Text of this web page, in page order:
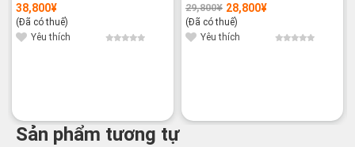
38,800¥
(Đã có thuế)
Yêu thích
29,800¥
Giá
gốc
là:
29,800¥.
28,800¥
Giá
hiện
tại
là:
28,800¥.
(Đã có thuế)
Yêu thích
Sản phẩm tương tự